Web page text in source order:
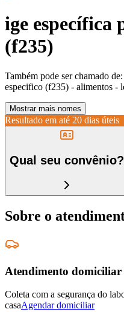
ige específica
(f235)
Também pode ser chamado de:
especifico (f235) - alimentos -
Mostrar mais nomes
Resultado em até 20 dias úteis
Qual seu convênio?
Sobre o
Atendimento domiciliar
Coleta com a segurança do
casaAgendar domiciliar